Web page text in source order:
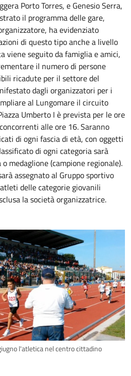
Porto Torres, e Genesio Serra,
il programma delle gare,
ha evidenziato
di questo tipo anche a livello
viene seguito da famiglia e amici,
il numero di persone
ricadute per il settore del
dagli organizzatori per i
al Lungomare il circuito
Umberto I è prevista per le ore
alle ore 16. Saranno
di ogni fascia di età, con oggetti
di ogni categoria sarà
medaglione (campione regionale).
assegnato al Gruppo sportivo
delle categorie giovanili
la società organizzatrice.
l'atletica nel centro cittadino